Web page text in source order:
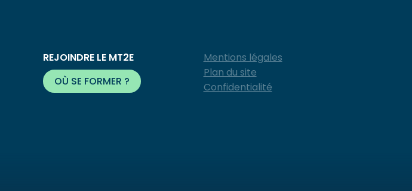
REJOINDRE LE MT2E
OÙ SE FORMER ?
Mentions légales
Plan du site
Confidentialité